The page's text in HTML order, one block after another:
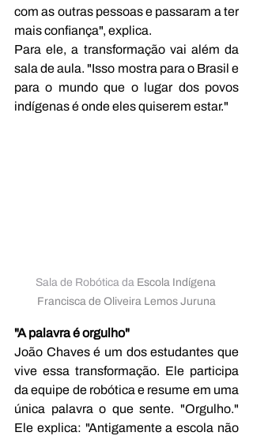
com as outras pessoas e passaram a ter
mais confiança", explica.
Para ele, a transformação vai além da
sala de aula. "Isso mostra para o Brasil e
para o mundo que o lugar dos povos
indígenas é onde eles quiserem estar."
Sala de Robótica da Escola Indígena
Francisca de Oliveira Lemos Juruna
"A palavra é orgulho"
João Chaves é um dos estudantes que
vive essa transformação. Ele participa
da equipe de robótica e resume em uma
única palavra o que sente. "Orgulho."
Ele explica: "Antigamente a escola não